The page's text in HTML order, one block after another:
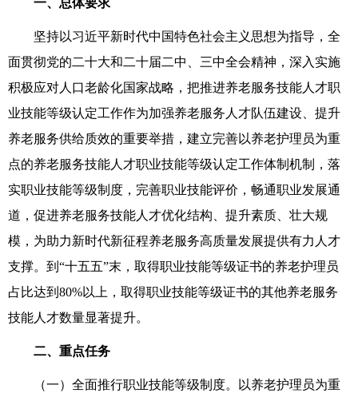
一、总体要求
坚持以习近平新时代中国特色社会主义思想为指导，全
面贯彻党的二十大和二十届二中、三中全会精神，深入实施
积极应对人口老龄化国家战略，把推进养老服务技能人才职
业技能等级认定工作作为加强养老服务人才队伍建设、提升
养老服务供给质效的重要举措，建立完善以养老护理员为重
点的养老服务技能人才职业技能等级认定工作体制机制，落
实职业技能等级制度，完善职业技能评价，畅通职业发展通
道，促进养老服务技能人才优化结构、提升素质、壮大规
模，为助力新时代新征程养老服务高质量发展提供有力人才
支撑。到 “十五五”末，取得职业技能等级证书的养老护理员
占比达到 80%以上，取得职业技能等级证书的其他养老服务
技能人才数量显著提升。
二、重点任务
（一）全面推行职业技能等级制度。以养老护理员为重